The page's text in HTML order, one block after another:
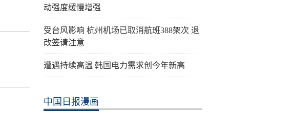
动强度缓慢增强
受台风影响 杭州机场已取消航班388架次 退
改签请注意
遭遇持续高温 韩国电力需求创今年新高
中国日报漫画